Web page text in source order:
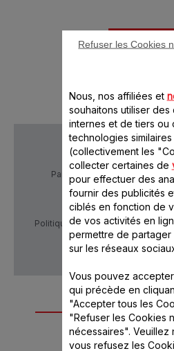
Paiement Sécurisé
Politique de confidentialité
Autre(s)
Nous, nos affiliées et
souhaitons utiliser des
internes et de tiers ou
technologies similaires
(collectivement les
collecter certaines de
pour effectuer des
fournir des publicités
ciblés en fonction de
de vos activités en
permettre de partager
sur les réseaux
Vous pouvez
qui précède en
"Accepter tous les
"Refuser les Cookies
nécessaires". Veuillez
vous refusez les
Refuser les Cookies